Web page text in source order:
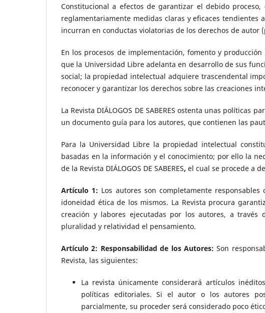
Constitucional a efectos de garantizar el debido
reglamentariamente medidas claras y eficaces
incurran en conductas violatorias de los derechos de autor
En los procesos de implementación, fomento y
que la Universidad Libre adelanta en desarrollo de sus
social; la propiedad intelectual adquiere trascendental
reconocer y garantizar los derechos sobre las creaciones
La Revista DIÁLOGOS DE SABERES ostenta unas políticas
un documento guía para los autores, que contienen las
Para la Universidad Libre la propiedad intelectual
basadas en la información y el conocimiento; por ello la
de la Revista DIÁLOGOS DE SABERES, el cual se procede a
Artículo 1: Los autores son completamente
idoneidad ética de los mismos. La Revista procura
creación y labores ejecutadas por los autores, a
pluralidad y relatividad el pensamiento.
Artículo 2: Responsabilidad de los Autores:Son
Revista, las siguientes:
La revista únicamente considerará artículos
políticas editoriales. Si el autor o los autores
parcialmente, su proceder será considerado poco